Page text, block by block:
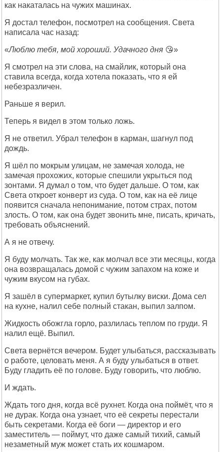
как накаталась на чужих машинах.
Я достал телефон, посмотрел на сообщения. Света
написала час назад:
«Люблю тебя, мой хороший. Удачного дня 😘»
Я смотрел на эти слова, на смайлик, который она
ставила всегда, когда хотела показать, что я ей
небезразличен.
Раньше я верил.
Теперь я видел в этом только ложь.
Я не ответил. Убрал телефон в карман, шагнул под
дождь.
Я шёл по мокрым улицам, не замечая холода, не
замечая прохожих, которые спешили укрыться под
зонтами. Я думал о том, что будет дальше. О том, как
Света откроет конверт из суда. О том, как на её лице
появится сначала непонимание, потом страх, потом
злость. О том, как она будет звонить мне, писать, кричать,
требовать объяснений.
А я не отвечу.
Я буду молчать. Так же, как молчал все эти месяцы, когда
она возвращалась домой с чужим запахом на коже и
чужим вкусом на губах.
Я зашёл в супермаркет, купил бутылку виски. Дома сел
на кухне, налил себе полный стакан, выпил залпом.
Жидкость обожгла горло, разлилась теплом по груди. Я
налил ещё. Выпил.
Света вернётся вечером. Будет улыбаться, рассказывать
о работе, целовать меня. А я буду улыбаться в ответ.
Буду гладить её по голове. Буду говорить, что люблю.
И ждать.
Ждать того дня, когда всё рухнет. Когда она поймёт, что я
не дурак. Когда она узнает, что её секреты перестали
быть секретами. Когда её боги — директор и его
заместитель — поймут, что даже самый тихий, самый
незаметный муж может стать их кошмаром.